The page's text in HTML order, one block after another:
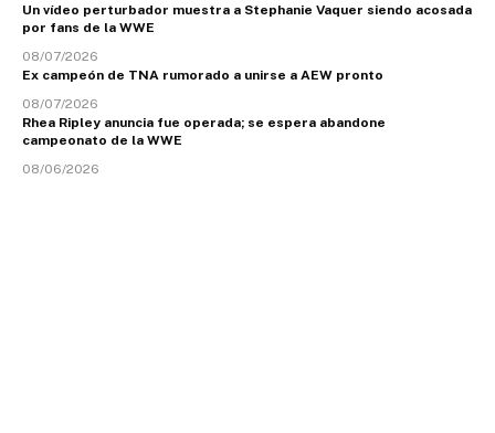
Un vídeo perturbador muestra a Stephanie Vaquer siendo acosada
por fans de la WWE
08/07/2026
Ex campeón de TNA rumorado a unirse a AEW pronto
08/07/2026
Rhea Ripley anuncia fue operada; se espera abandone
campeonato de la WWE
08/06/2026